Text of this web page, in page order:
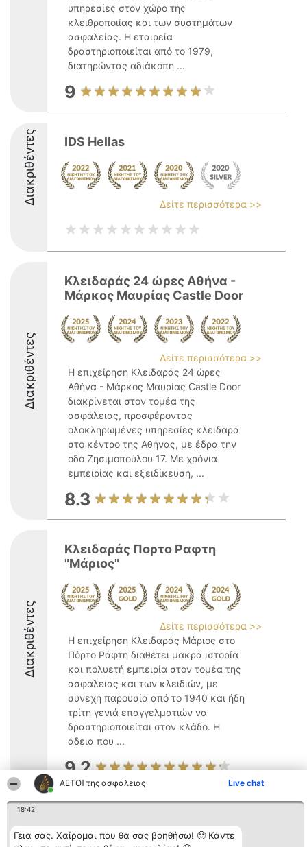
ΑΕΤΟΊ της ασφάλειας Live chat
18:42
Γεια σας. Χαίρομαι που θα σας βοηθήσω! 🙂 Κάντε
υπηρεσίες στον χώρο της
κλειθροποιίας και των συστημάτων
ασφαλείας. Η εταιρεία
δραστηριοποιείται από το 1979,
διατηρώντας αδιάκοπη ...
9
Διακριθέντες IDS Hellas
Δείτε περισσότερα >>
Διακριθέντες
Κλειδαράς 24 ώρες Αθήνα -
Μάρκος Μαυρίας Castle Door
Δείτε περισσότερα >>
Η επιχείρηση Κλειδαράς 24 ώρες
Αθήνα - Μάρκος Μαυρίας Castle Door
διακρίνεται στον τομέα της
ασφάλειας, προσφέροντας
ολοκληρωμένες υπηρεσίες κλειδαρά
στο κέντρο της Αθήνας, με έδρα την
οδό Ζησιμοπούλου 17. Με χρόνια
εμπειρίας και εξειδίκευση, ...
8.3
Διακριθέντες
Κλειδαράς Πορτο Ραφτη
"Μάριος"
Δείτε περισσότερα >>
Η επιχείρηση Κλειδαράς Μάριος στο
Πόρτο Ράφτη διαθέτει μακρά ιστορία
και πολυετή εμπειρία στον τομέα της
ασφάλειας και των κλειδιών, με
συνεχή παρουσία από το 1940 και ήδη
τρίτη γενιά επαγγελματιών να
δραστηριοποιείται στον κλάδο. Η
άδεια που ...
9.2
Διοργανωτής της
κατάταξης
BEAUTIFUL COMPANY
Μονοπρόσωπη ΙΚΕ
Διακριθέντες
Λίστα όλων
Επικοινωνία